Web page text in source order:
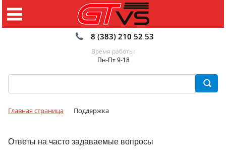
8 (383) 210 52 53
Время работы:
Пн-Пт 9-18
Главная страница Поддержка
Ответы на часто задаваемые вопросы